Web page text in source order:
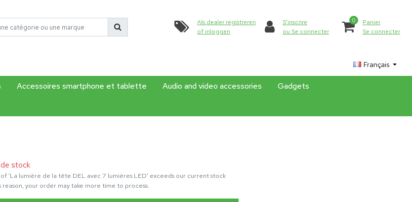
Als dealer registreren
of inloggen
S'inscrire
ou Se connecter
0
Panier
Se connecter
Français
Accessoires smartphone et tablette Audio and video accessories
Gadgets
stock
'La lumière de la tête DEL avec 7 lumières LED' exceeds our current stock
reason, your order may take more time to process.